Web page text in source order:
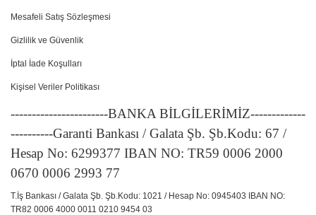
Mesafeli Satış Sözleşmesi
Gizlilik ve Güvenlik
İptal İade Koşulları
Kişisel Veriler Politikası
-----------------------BANKA BİLGİLERİMİZ-------------
----------Garanti Bankası / Galata Şb. Şb.Kodu: 67 /
Hesap No: 6299377 IBAN NO: TR59 0006 2000
0670 0006 2993 77
T.İş Bankası / Galata Şb. Şb.Kodu: 1021 / Hesap No: 0945403 IBAN NO:
TR82 0006 4000 0011 0210 9454 03